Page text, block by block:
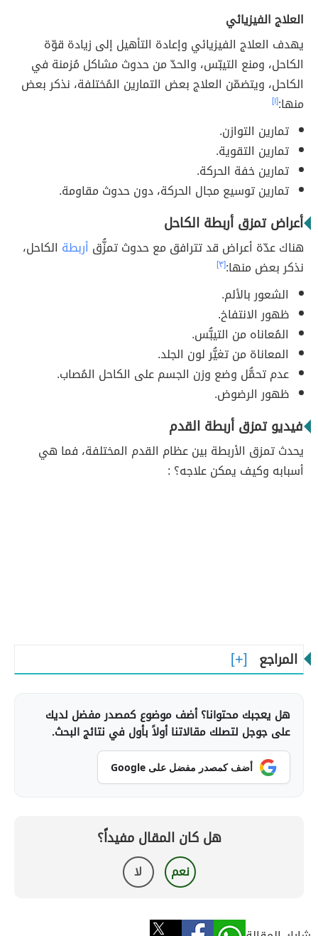
العلاج الفيزيائي
يهدف العلاج الفيزيائي وإعادة التأهيل إلى زيادة قوّة
الكاحل، ومنع التيبّس، والحدّ من حدوث مشاكل مُزمنة في
الكاحل، ويتضمّن العلاج بعض التمارين المُختلفة، نذكر بعض
منها:[١]
تمارين التوازن.
تمارين التقوية.
تمارين خفة الحركة.
تمارين توسيع مجال الحركة، دون حدوث مقاومة.
أعراض تمزق أربطة الكاحل
هناك عدّة أعراض قد تترافق مع حدوث تمزُّق أربطة الكاحل،
نذكر بعض منها:[٣]
الشعور بالألم.
ظهور الانتفاخ.
المُعاناه من التيبُّس.
المعاناة من تغيُّر لون الجلد.
عدم تحمُّل وضع وزن الجسم على الكاحل المُصاب.
ظهور الرضوض.
فيديو تمزق أربطة القدم
يحدث تمزق الأربطة بين عظام القدم المختلفة، فما هي
أسبابه وكيف يمكن علاجه؟ :
المراجع
هل يعجبك محتوانا؟ أضف موضوع كمصدر مفضل لديك
على جوجل لتصلك مقالاتنا أولاً بأول في نتائج البحث.
أضف كمصدر مفضل على Google
هل كان المقال مفيداً؟
نعم لا